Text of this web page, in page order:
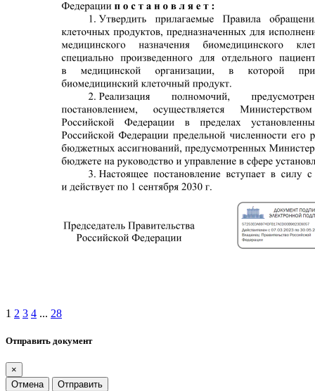
1 2 3 4 ... 28
Отправить документ
×
Отмена
Отправить